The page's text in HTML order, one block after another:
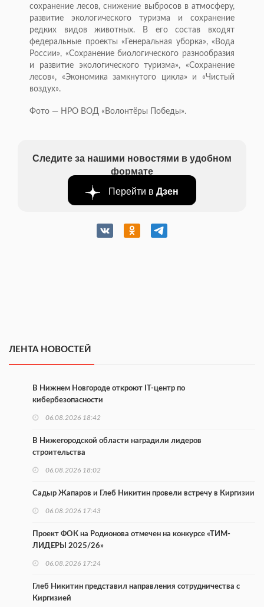
сохранение лесов, снижение выбросов в атмосферу,
развитие экологического туризма и сохранение
редких видов животных. В его состав входят
федеральные проекты «Генеральная уборка», «Вода
России», «Сохранение биологического разнообразия
и развитие экологического туризма», «Сохранение
лесов», «Экономика замкнутого цикла» и «Чистый
воздух».
Фото — НРО ВОД «Волонтёры Победы».
Следите за нашими новостями в удобном
формате
Перейти в Дзен
ЛЕНТА НОВОСТЕЙ
В Нижнем Новгороде откроют IT-центр по
кибербезопасности
06.08.2026 18:42
В Нижегородской области наградили лидеров
строительства
06.08.2026 18:02
Садыр Жапаров и Глеб Никитин провели встречу в Киргизии
06.08.2026 17:43
Проект ФОК на Родионова отмечен на конкурсе «ТИМ-
ЛИДЕРЫ 2025/26»
06.08.2026 17:24
Глеб Никитин представил направления сотрудничества с
Киргизией